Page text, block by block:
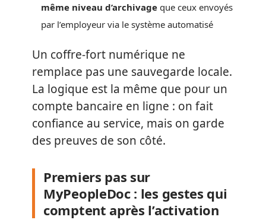
même niveau d’archivage que ceux envoyés
par l’employeur via le système automatisé
Un coffre-fort numérique ne
remplace pas une sauvegarde locale.
La logique est la même que pour un
compte bancaire en ligne : on fait
confiance au service, mais on garde
des preuves de son côté.
Premiers pas sur
MyPeopleDoc : les gestes qui
comptent après l’activation